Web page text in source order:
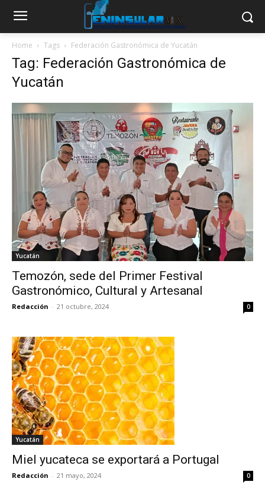
Home Tags Federación Gastronómica de Yucatán
Tag: Federación Gastronómica de
Yucatán
Yucatán
Temozón, sede del Primer Festival
Gastronómico, Cultural y Artesanal
Redacción - 21 octubre, 2024 0
Yucatán
Miel yucateca se exportará a Portugal
Redacción - 21 mayo, 2024 0